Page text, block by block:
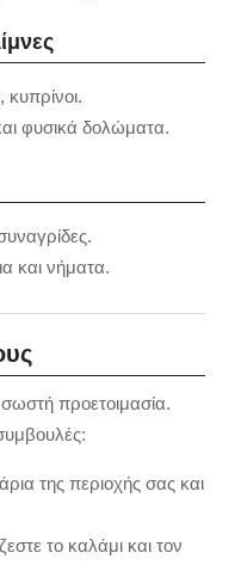
φυσικά δολώματα.
και νήματα.
σωστή προετοιμασία.
της περιοχής σας και
το καλάμι και τον